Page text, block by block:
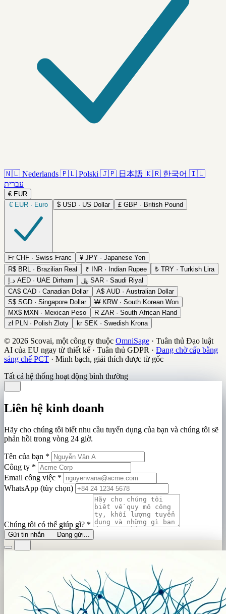
🇳🇱 Nederlands 🇵🇱 Polski 🇯🇵 日本語 🇰🇷 한국어 🇮🇱
עברית
€ EUR
€ EUR · Euro $ USD · US Dollar £ GBP · British Pound
Fr CHF · Swiss Franc ¥ JPY · Japanese Yen
R$ BRL · Brazilian Real ₹ INR · Indian Rupee ₺ TRY · Turkish Lira
د.إ AED · UAE Dirham ﷼ SAR · Saudi Riyal
CA$ CAD · Canadian Dollar A$ AUD · Australian Dollar
S$ SGD · Singapore Dollar ₩ KRW · South Korean Won
MX$ MXN · Mexican Peso R ZAR · South African Rand
zł PLN · Polish Zloty kr SEK · Swedish Krona
© 2026 Scovai, một công ty thuộc OmniSage · Tuân thủ Đạo luật
AI của EU ngay từ thiết kế · Tuân thủ GDPR · Đang chờ cấp bằng
sáng chế PCT · Minh bạch, giải thích được từ gốc
Tất cả hệ thống hoạt động bình thường
Liên hệ kinh doanh
Hãy cho chúng tôi biết nhu cầu tuyển dụng của bạn và chúng tôi sẽ
phản hồi trong vòng 24 giờ.
Tên của bạn *
Công ty *
Email công việc *
WhatsApp (tùy chọn)
Chúng tôi có thể giúp gì? *
Gửi tin nhắn Đang gửi...